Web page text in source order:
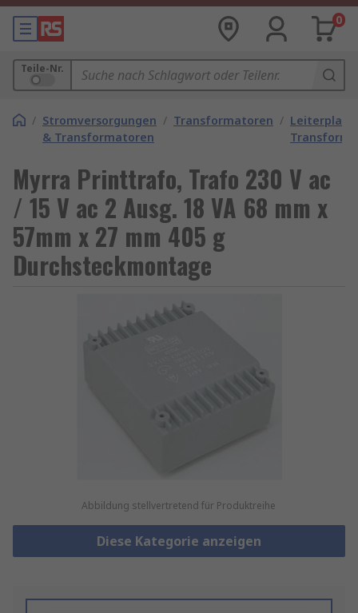
0
Teile-Nr.
/ Stromversorgungen
& Transformatoren
/ Transformatoren /
Myrra Printtrafo, Trafo 230 V ac
/ 15 V ac 2 Ausg. 18 VA 68 mm x
57mm x 27 mm 405 g
Durchsteckmontage
Abbildung stellvertretend für Produktreihe
Diese Kategorie anzeigen